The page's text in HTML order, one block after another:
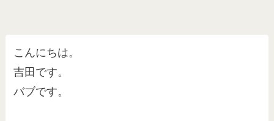
こんにちは。
吉田です。
バブです。